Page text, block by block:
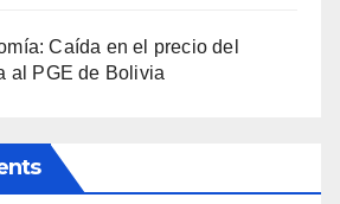
Caída en el precio del
al PGE de Bolivia